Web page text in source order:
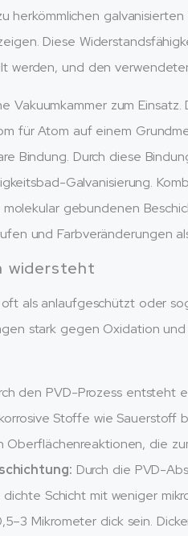
herkömmlichen
Diese
werden, und den
Vakuumkammer zum
für Atom auf einem
Bindung. Durch diese
Galvanisierung.
gebundenen
und Farbveränderungen
widersteht
oft als anlaufgeschützt oder
stark gegen Oxidation
den PVD-Prozess entsteht
Stoffe wie Sauerstoff
Oberflächenreaktionen, die
Durch die PVD-
Schicht mit weniger
Mikrometer dick sein.